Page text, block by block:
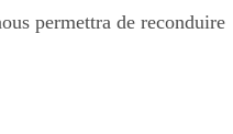
permettra de reconduire